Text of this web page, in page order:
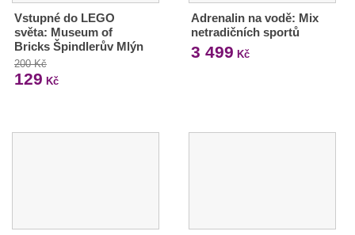
Vstupné do LEGO
světa: Museum of
Bricks Špindlerův Mlýn
200 Kč
129 Kč
Adrenalin na vodě: Mix
netradičních sportů
3 499 Kč